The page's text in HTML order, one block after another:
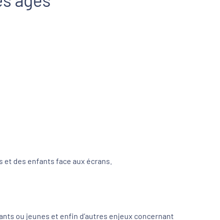
des enfants face aux écrans.
ou jeunes et enfin d’autres enjeux concernant